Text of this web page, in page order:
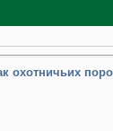
охотничьих